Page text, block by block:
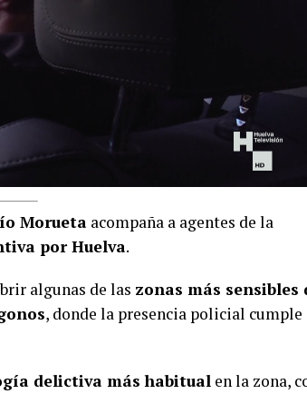
Morueta acompaña a agentes de la
por Huelva.
algunas de las zonas más sensibles
, donde la presencia policial cumple
delictiva más habitual en la zona,